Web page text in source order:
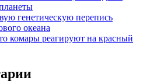
генетическую перепись
океана
комары реагируют на красный